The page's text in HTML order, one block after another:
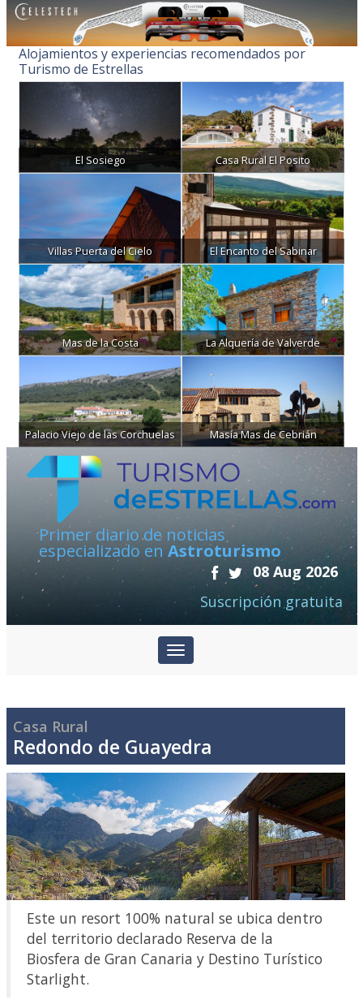
Alojamientos y experiencias recomendados por
Turismo de Estrellas
El Sosiego Casa Rural El Posito
Villas Puerta del Cielo El Encanto del Sabinar
Mas de la Costa La Alquería de Valverde
Palacio Viejo de las Corchuelas Masía Mas de Cebrián
Primer diario de noticias
especializado en Astroturismo
08 Aug 2026
Suscripción gratuita
Casa Rural
Redondo de Guayedra
Este un resort 100% natural se ubica dentro
del territorio declarado Reserva de la
Biosfera de Gran Canaria y Destino Turístico
Starlight.